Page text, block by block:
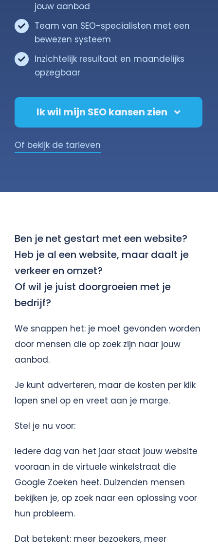
jouw aanbod
Team van SEO-specialisten met een
bewezen systeem
Inzichtelijk resultaat en maandelijks
opzegbaar
Ik wil mijn SEO kansen zien
Of bekijk de tarieven
Ben je net gestart met een website?
Heb je al een website, maar daalt je
verkeer en omzet?
Of wil je juist doorgroeien met je
bedrijf?
We snappen het: je moet gevonden worden
door mensen die op zoek zijn naar jouw
aanbod.
Je kunt adverteren, maar de kosten per klik
lopen snel op en vreet aan je marge.
Stel je nu voor:
Iedere dag van het jaar staat jouw website
vooraan in de virtuele winkelstraat die
Google Zoeken heet. Duizenden mensen
bekijken je, op zoek naar een oplossing voor
hun probleem.
Dat betekent: meer bezoekers, meer